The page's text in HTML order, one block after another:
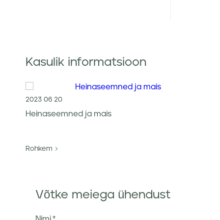
Kasulik informatsioon
2023 06 20
Heinaseemned ja mais
Rohkem
Võtke meiega ühendust